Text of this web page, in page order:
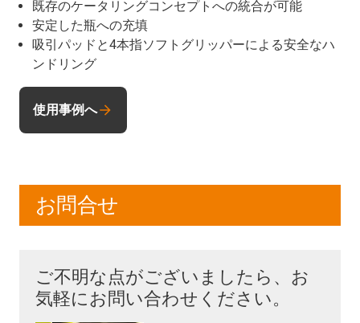
既存のケータリングコンセプトへの統合が可能
安定した瓶への充填
吸引パッドと4本指ソフトグリッパーによる安全なハ
ンドリング
使用事例へ
お問合せ
ご不明な点がございましたら、お
気軽にお問い合わせください。